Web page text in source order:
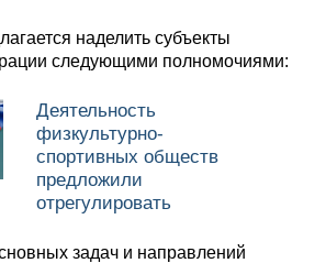
наделить субъекты
следующими полномочиями:
Деятельность
физкультурно-
спортивных обществ
предложили
отрегулировать
задач и направлений